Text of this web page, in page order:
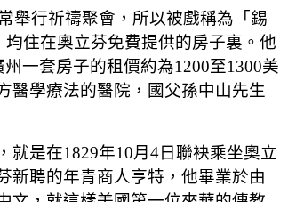
舉行祈禱聚會，所以被戲稱為「錫
住在奧立芬免費提供的房子裏。他
一套房子的租價約為1200至1300美
醫學療法的醫院，國父孫中山先生
是在1829年10月4日聯袂乘坐奧立
新聘的年青商人亨特，他畢業於由